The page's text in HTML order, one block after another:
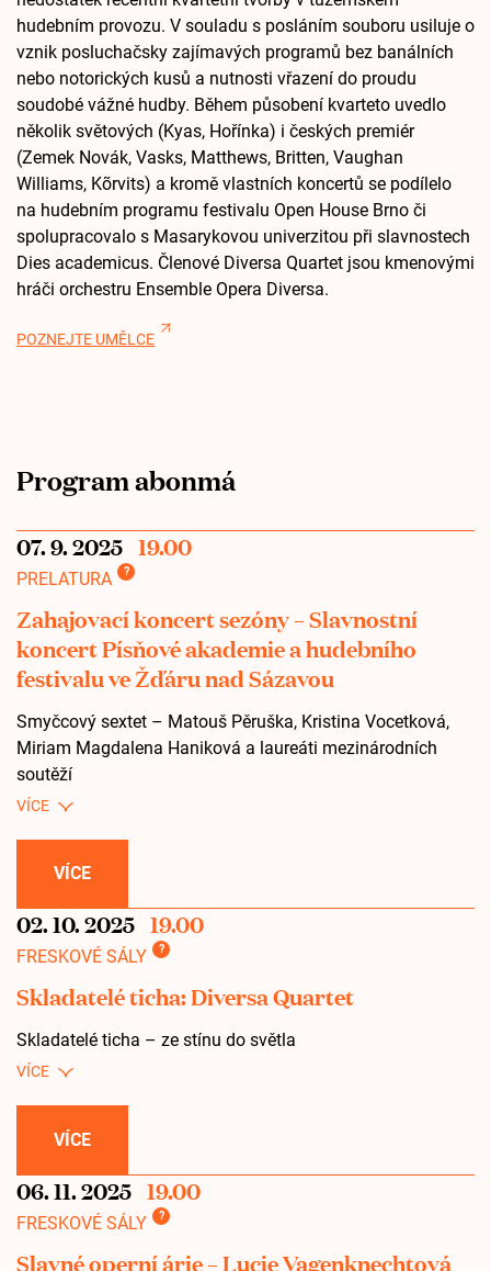
hudebním provozu. V souladu s posláním souboru usiluje o
vznik posluchačsky zajímavých programů bez banálních
nebo notorických kusů a nutnosti vřazení do proudu
soudobé vážné hudby. Během působení kvarteto uvedlo
několik světových (Kyas, Hořínka) i českých premiér
(Zemek Novák, Vasks, Matthews, Britten, Vaughan
Williams, Kõrvits) a kromě vlastních koncertů se podílelo
na hudebním programu festivalu Open House Brno či
spolupracovalo s Masarykovou univerzitou při slavnostech
Dies academicus. Členové Diversa Quartet jsou kmenovými
hráči orchestru Ensemble Opera Diversa.
POZNEJTE UMĚLCE
Program abonmá
07. 9. 2025 19.00
PRELATURA ?
Zahajovací koncert sezóny – Slavnostní
koncert Písňové akademie a hudebního
festivalu ve Žďáru nad Sázavou
Smyčcový sextet – Matouš Pěruška, Kristina Vocetková,
Miriam Magdalena Haniková a laureáti mezinárodních
soutěží
VÍCE
02. 10. 2025 19.00
FRESKOVÉ SÁLY ?
Skladatelé ticha: Diversa Quartet
Skladatelé ticha – ze stínu do světla
VÍCE
06. 11. 2025 19.00
FRESKOVÉ SÁLY ?
Slavné operní árie – Lucie Vagenknechtová